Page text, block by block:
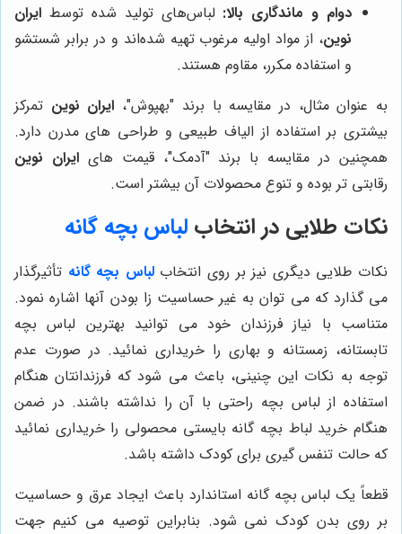
دوام و ماندگاری بالا: لباس‌های تولید شده توسط ایران
نوین، از مواد اولیه مرغوب تهیه شده‌اند و در برابر شستشو
و استفاده مکرر، مقاوم هستند.
به عنوان مثال، در مقایسه با برند "بهپوش"، ایران نوین تمرکز
بیشتری بر استفاده از الیاف طبیعی و طراحی های مدرن دارد.
همچنین در مقایسه با برند "آدمک"، قیمت هایایران نوین
رقابتی تر بوده و تنوع محصولات آن بیشتر است.
نکات طلایی در انتخاب لباس بچه گانه
نکات طلایی دیگری نیز بر روی انتخابلباس بچه گانه تأثیرگذار
می گذارد که می توان به غیر حساسیت زا بودن آنها اشاره نمود.
متناسب با نیاز فرزندان خود می توانید بهترین لباس بچه
تابستانه، زمستانه و بهاری را خریداری نمائید. در صورت عدم
توجه به نکات این چنینی، باعث می شود که فرزندانتان هنگام
استفاده از لباس بچه راحتی با آن را نداشته باشند. در ضمن
هنگام خرید لباط بچه گانه بایستی محصولی را خریداری نمائید
که حالت تنفس گیری برای کودک داشته باشد.
قطعاً یک لباس بچه گانه استاندارد باعث ایجاد عرق و حساسیت
بر روی بدن کودک نمی شود. بنابراین توصیه می کنیم جهت